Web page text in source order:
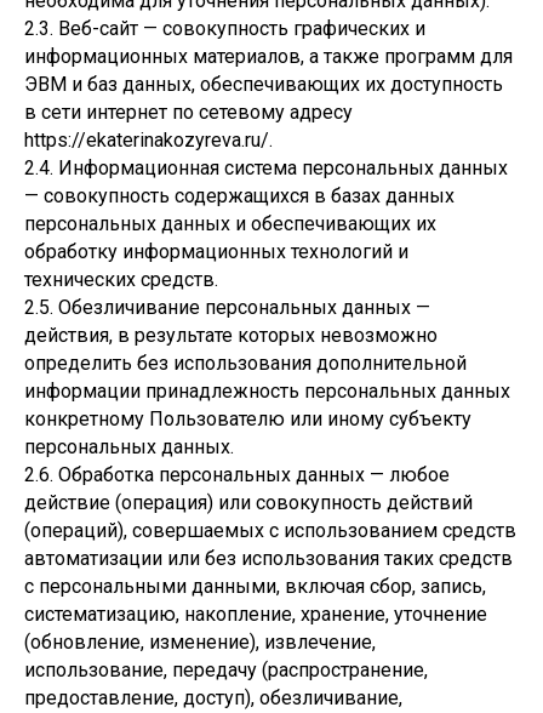
2.3. Веб-сайт — совокупность графических и
информационных материалов, а также программ для
ЭВМ и баз данных, обеспечивающих их доступность
в сети интернет по сетевому адресу
https://ekaterinakozyreva.ru/.
2.4. Информационная система персональных данных
— совокупность содержащихся в базах данных
персональных данных и обеспечивающих их
обработку информационных технологий и
технических средств.
2.5. Обезличивание персональных данных —
действия, в результате которых невозможно
определить без использования дополнительной
информации принадлежность персональных данных
конкретному Пользователю или иному субъекту
персональных данных.
2.6. Обработка персональных данных — любое
действие (операция) или совокупность действий
(операций), совершаемых с использованием средств
автоматизации или без использования таких средств
с персональными данными, включая сбор, запись,
систематизацию, накопление, хранение, уточнение
(обновление, изменение), извлечение,
использование, передачу (распространение,
предоставление, доступ), обезличивание,